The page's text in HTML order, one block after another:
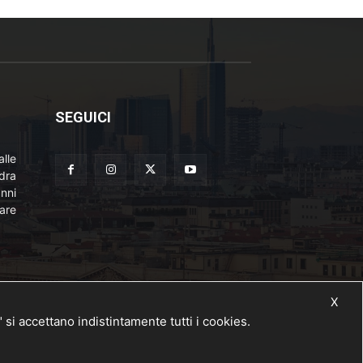
SEGUICI
X
si accettano indistintamente tutti i cookies.